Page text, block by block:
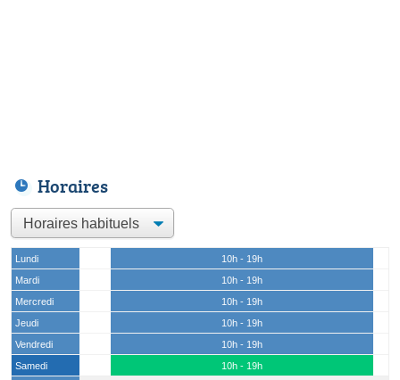
Horaires
Lundi
10h - 19h
Mardi
10h - 19h
Mercredi
10h - 19h
Jeudi
10h - 19h
Vendredi
10h - 19h
Samedi
10h - 19h